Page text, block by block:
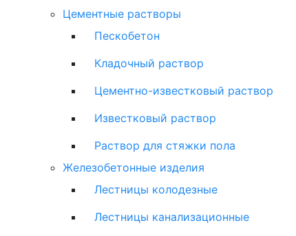
Цементные растворы
Пескобетон
Кладочный раствор
Цементно-известковый раствор
Известковый раствор
Раствор для стяжки пола
Железобетонные изделия
Лестницы колодезные
Лестницы канализационные